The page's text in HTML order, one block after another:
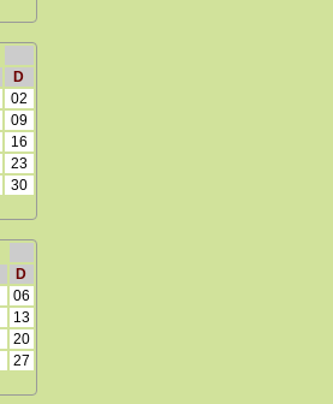
D
02
09
16
23
30
D
06
13
20
27